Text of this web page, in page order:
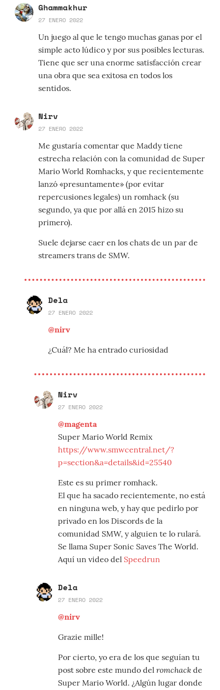
Ghammakhur
27 ENERO 2022
Un juego al que le tengo muchas ganas por el
simple acto lúdico y por sus posibles lecturas.
Tiene que ser una enorme satisfacción crear
una obra que sea exitosa en todos los
sentidos.
Nirv
27 ENERO 2022
Me gustaría comentar que Maddy tiene
estrecha relación con la comunidad de Super
Mario World Romhacks, y que recientemente
lanzó «presuntamente» (por evitar
repercusiones legales) un romhack (su
segundo, ya que por allá en 2015 hizo su
primero).
Suele dejarse caer en los chats de un par de
streamers trans de SMW.
Dela
27 ENERO 2022
@nirv
¿Cuál? Me ha entrado curiosidad
Nirv
27 ENERO 2022
@magenta
Super Mario World Remix
https://www.smwcentral.net/?
p=section&a=details&id=25540
Este es su primer romhack.
El que ha sacado recientemente, no está
en ninguna web, y hay que pedirlo por
privado en los Discords de la
comunidad SMW, y alguien te lo rulará.
Se llama Super Sonic Saves The World.
Aquí un video del Speedrun
Dela
27 ENERO 2022
@nirv
Grazie mille!
Por cierto, yo era de los que seguían tu
post sobre este mundo del romchack de
Super Mario World. ¿Algún lugar donde